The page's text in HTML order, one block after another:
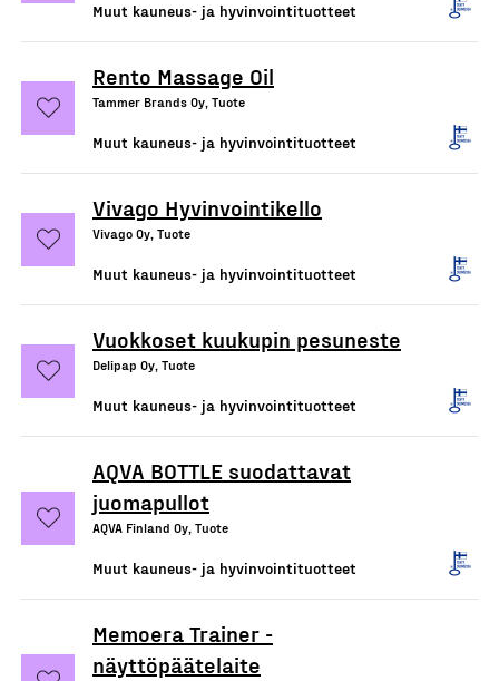
Muut kauneus- ja hyvinvointituotteet
Rento Massage Oil
Tammer Brands Oy, Tuote
Muut kauneus- ja hyvinvointituotteet
Vivago Hyvinvointikello
Vivago Oy, Tuote
Muut kauneus- ja hyvinvointituotteet
Vuokkoset kuukupin pesuneste
Delipap Oy, Tuote
Muut kauneus- ja hyvinvointituotteet
AQVA BOTTLE suodattavat
juomapullot
AQVA Finland Oy, Tuote
Muut kauneus- ja hyvinvointituotteet
Memoera Trainer -
näyttöpäätelaite